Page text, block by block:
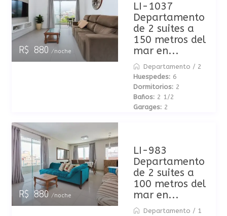
R$ 880/noche
LI-1037
Departamento
de 2 suites a
150 metros del
mar en...
Departamento / 2
Huespedes: 6
Dormitorios: 2
Baños: 2 1/2
Garages: 2
R$ 880/noche
LI-983
Departamento
de 2 suites a
100 metros del
mar en...
Departamento / 1